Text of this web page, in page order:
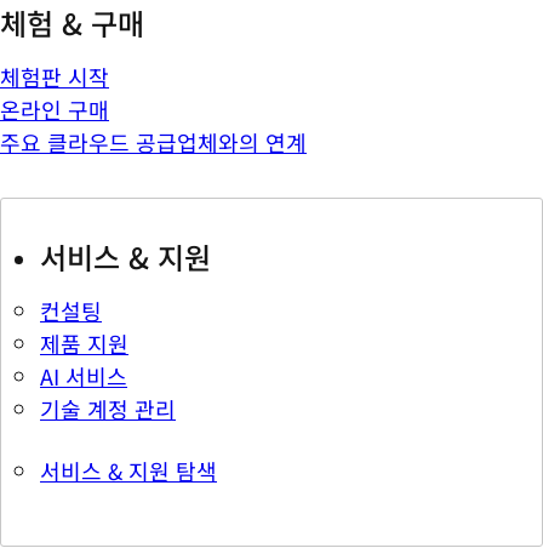
체험 & 구매
체험판 시작
온라인 구매
주요 클라우드 공급업체와의 연계
서비스 & 지원
컨설팅
제품 지원
AI 서비스
기술 계정 관리
서비스 & 지원 탐색